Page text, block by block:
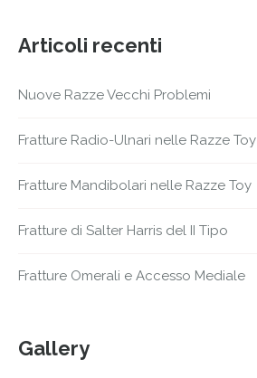
Articoli recenti
Nuove Razze Vecchi Problemi
Fratture Radio-Ulnari nelle Razze Toy
Fratture Mandibolari nelle Razze Toy
Fratture di Salter Harris del II Tipo
Fratture Omerali e Accesso Mediale
Gallery